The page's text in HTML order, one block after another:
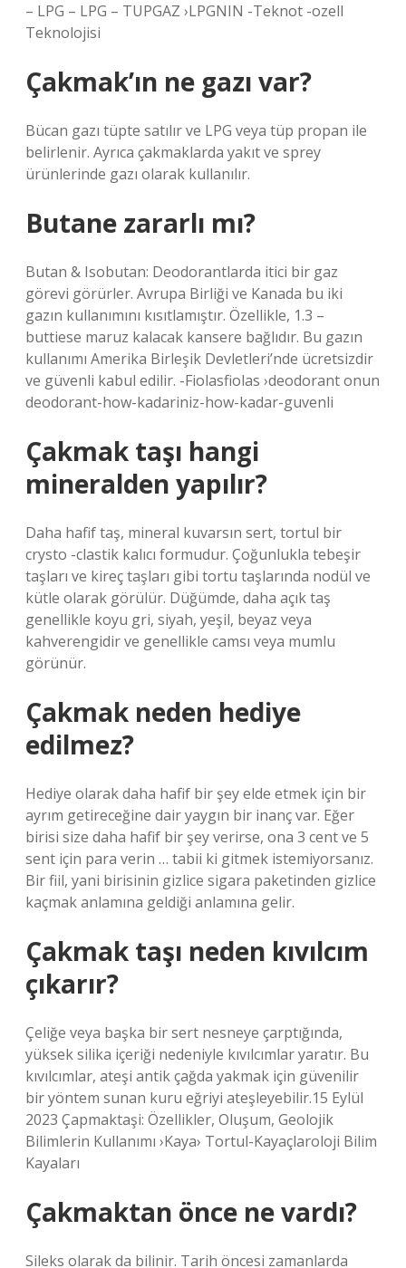
– LPG – LPG – TUPGAZ ›LPGNIN -Teknot -ozell
Teknolojisi
Çakmak’ın ne gazı var?
Bücan gazı tüpte satılır ve LPG veya tüp propan ile
belirlenir. Ayrıca çakmaklarda yakıt ve sprey
ürünlerinde gazı olarak kullanılır.
Butane zararlı mı?
Butan & Isobutan: Deodorantlarda itici bir gaz
görevi görürler. Avrupa Birliği ve Kanada bu iki
gazın kullanımını kısıtlamıştır. Özellikle, 1.3 –
buttiese maruz kalacak kansere bağlıdır. Bu gazın
kullanımı Amerika Birleşik Devletleri’nde ücretsizdir
ve güvenli kabul edilir. -Fiolasfiolas ›deodorant onun
deodorant-how-kadariniz-how-kadar-guvenli
Çakmak taşı hangi
mineralden yapılır?
Daha hafif taş, mineral kuvarsın sert, tortul bir
crysto -clastik kalıcı formudur. Çoğunlukla tebeşir
taşları ve kireç taşları gibi tortu taşlarında nodül ve
kütle olarak görülür. Düğümde, daha açık taş
genellikle koyu gri, siyah, yeşil, beyaz veya
kahverengidir ve genellikle camsı veya mumlu
görünür.
Çakmak neden hediye
edilmez?
Hediye olarak daha hafif bir şey elde etmek için bir
ayrım getireceğine dair yaygın bir inanç var. Eğer
birisi size daha hafif bir şey verirse, ona 3 cent ve 5
sent için para verin … tabii ki gitmek istemiyorsanız.
Bir fiil, yani birisinin gizlice sigara paketinden gizlice
kaçmak anlamına geldiği anlamına gelir.
Çakmak taşı neden kıvılcım
çıkarır?
Çeliğe veya başka bir sert nesneye çarptığında,
yüksek silika içeriği nedeniyle kıvılcımlar yaratır. Bu
kıvılcımlar, ateşi antik çağda yakmak için güvenilir
bir yöntem sunan kuru eğriyi ateşleyebilir.15 Eylül
2023 Çapmaktaşi: Özellikler, Oluşum, Geolojik
Bilimlerin Kullanımı ›Kaya› Tortul-Kayaçlaroloji Bilim
Kayaları
Çakmaktan önce ne vardı?
Sileks olarak da bilinir. Tarih öncesi zamanlarda